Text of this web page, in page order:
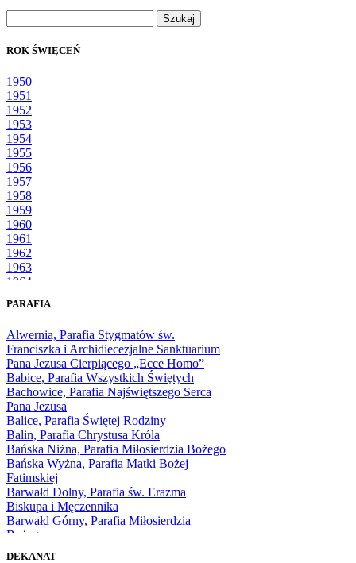
ROK ŚWIĘCEŃ
1950
1951
1952
1953
1954
1955
1956
1957
1958
1959
1960
1961
1962
1963
1964
1966
1968
1969
1970
1971
1972
1973
1974
1975
1976
1977
1978
1979
1980
1981
1983
PARAFIA
Alwernia, Parafia Stygmatów św.
Franciszka i Archidiecezjalne Sanktuarium
Pana Jezusa Cierpiącego „Ecce Homo”
Babice, Parafia Wszystkich Świętych
Bachowice, Parafia Najświętszego Serca
Pana Jezusa
Balice, Parafia Świętej Rodziny
Balin, Parafia Chrystusa Króla
Bańska Niżna, Parafia Miłosierdzia Bożego
Bańska Wyżna, Parafia Matki Bożej
Fatimskiej
Barwałd Dolny, Parafia św. Erazma
Biskupa i Męczennika
Barwałd Górny, Parafia Miłosierdzia
Bożego
DEKANAT